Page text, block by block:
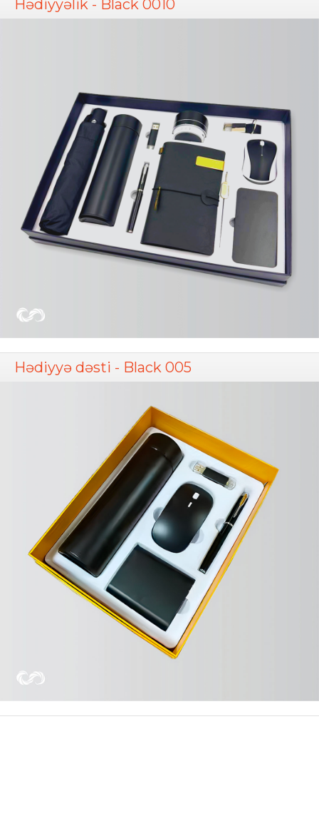
Hədiyyəlik - Black 0010
Hədiyyə dəsti - Black 005